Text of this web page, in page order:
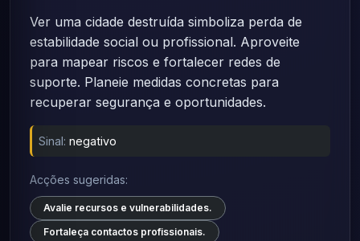
Ver uma cidade destruída simboliza perda de
estabilidade social ou profissional. Aproveite
para mapear riscos e fortalecer redes de
suporte. Planeie medidas concretas para
recuperar segurança e oportunidades.
Sinal: negativo
Acções sugeridas:
Avalie recursos e vulnerabilidades.
Fortaleça contactos profissionais.